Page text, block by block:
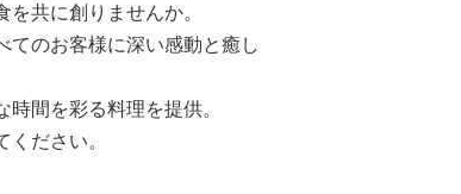
共に創りませんか。
てのお客様に深い感動と癒し
間を彩る料理を提供。
ださい。